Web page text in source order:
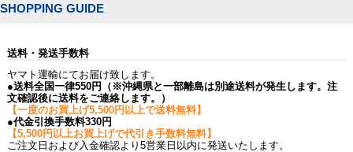
SHOPPING GUIDE
送料・発送手数料
ヤマト運輸にてお届け致します。
●送料全国一律550円（※沖縄県と一部離島は別途送料が発生します。注
文確認後に送料をご連絡します。）
【一度のお買上げ5,500円以上で送料無料】
●代金引換手数料330円
【5,500円以上お買上げで代引き手数料無料】
ご注文日および入金確認より5営業日以内に発送いたします。